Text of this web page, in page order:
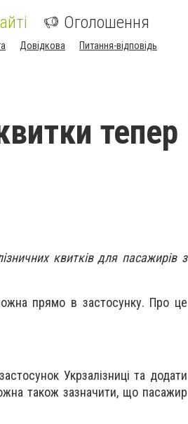
Оголошення
Довідкова Питання-відповідь
тепер
квитків для пасажирів з
прямо в застосунку. Про це
Укрзалізниці та додати
також зазначити, що пасажир